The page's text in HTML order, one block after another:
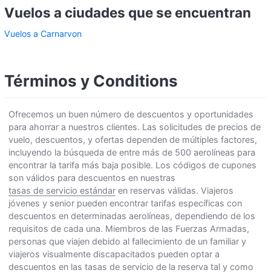
Vuelos a ciudades que se encuentran
Vuelos a Carnarvon
Términos y Conditions
Ofrecemos un buen número de descuentos y oportunidades
para ahorrar a nuestros clientes. Las solicitudes de precios de
vuelo, descuentos, y ofertas dependen de múltiples factores,
incluyendo la búsqueda de entre más de 500 aerolíneas para
encontrar la tarifa más baja posible. Los códigos de cupones
son válidos para descuentos en nuestras
tasas de servicio estándar en reservas válidas. Viajeros
jóvenes y senior pueden encontrar tarifas específicas con
descuentos en determinadas aerolíneas, dependiendo de los
requisitos de cada una. Miembros de las Fuerzas Armadas,
personas que viajen debido al fallecimiento de un familiar y
viajeros visualmente discapacitados pueden optar a
descuentos en las tasas de servicio de la reserva tal y como